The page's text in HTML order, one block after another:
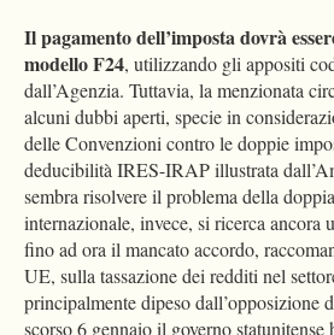
Il pagamento dell’imposta dovrà
modello F24, utilizzando gli appositi
dall’Agenzia. Tuttavia, la menzionata
alcuni dubbi aperti, specie in
delle Convenzioni contro le doppie
deducibilità IRES-IRAP illustrata
sembra risolvere il problema della
internazionale, invece, si ricerca ancora
fino ad ora il mancato accordo,
UE, sulla tassazione dei redditi nel
principalmente dipeso dall’opposizione
scorso 6 gennaio il governo